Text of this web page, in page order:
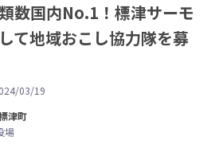
数国内No.1！標津サーモ
て地域おこし協力隊を募
03/19
津町
場